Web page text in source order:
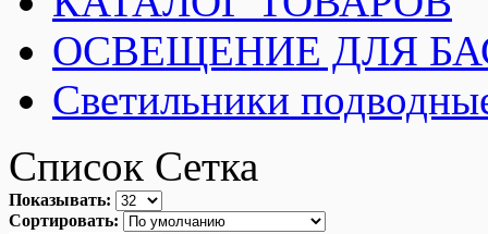
ОСВЕЩЕНИЕ ДЛЯ
Светильники
Список Сетка
Показывать:
Сортировать: